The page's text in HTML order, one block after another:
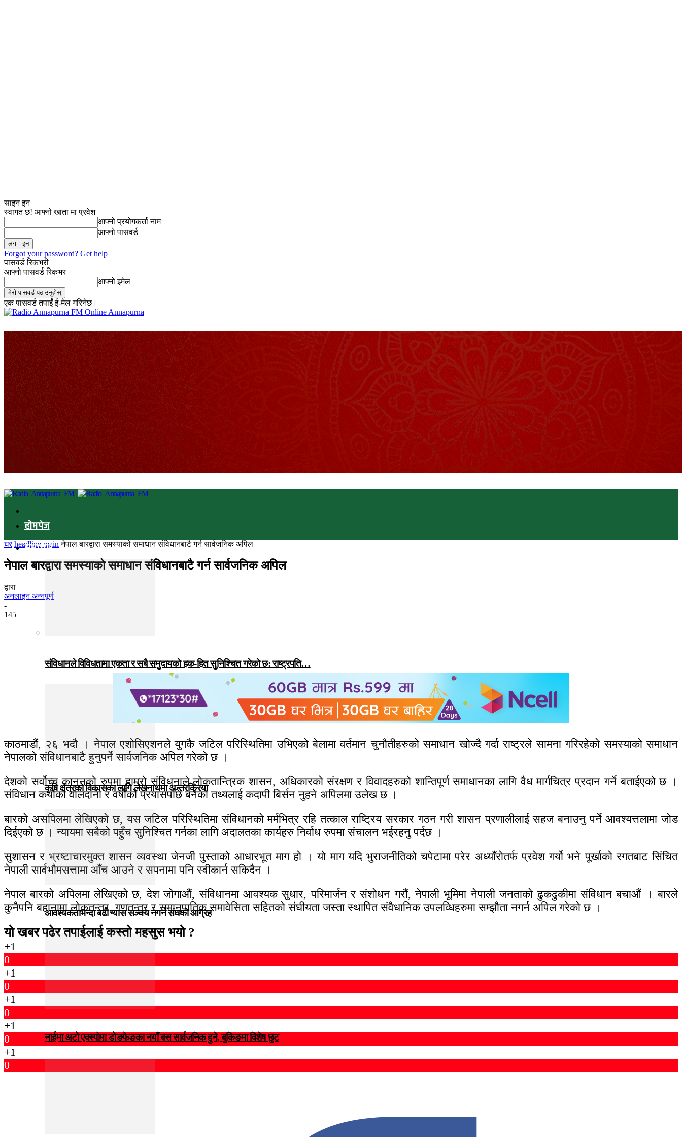
साइन इन
स्वागत छ! आफ्नो खाता मा प्रवेश
आफ्नो प्रयोगकर्ता नाम
आफ्नो पासवर्ड
Forgot your password? Get help
पासवर्ड रिकभरी
आफ्नो पासवर्ड रिकभर
आफ्नो इमेल
एक पासवर्ड तपाईं ई-मेल गरिनेछ।
Online Annapurna
होमपेज
समाचार
संविधानले विविधतामा एकता र सबै समुदायको हक-हित सुनिश्चित गरेको छ: राष्ट्रपति…
कृषि क्षेत्रको विकासका लागि लेखनाथमा अन्तरक्रिया
आवश्यकताभन्दा बढी ग्यास सञ्चय नगर्न संघकाे आग्रह
नाईमा अटो एक्स्पोमा डोङफेङका नयाँ बस सार्वजनिक हुने, बुकिङमा विशेष छुट
घर headline main नेपाल बारद्वारा समस्याको समाधान संविधानबाटै गर्न सार्वजनिक अपिल
नेपाल बारद्वारा समस्याको समाधान संविधानबाटै गर्न सार्वजनिक अपिल
द्वारा
अनलाइन अन्नपूर्ण
-
145
काठमाडौं, २६ भदौ । नेपाल एशोसिएशनले युगकै जटिल परिस्थितिमा उभिएको बेलामा वर्तमान चुनौतीहरुको समाधान खोज्दै गर्दा राष्ट्रले सामना गरिरहेको समस्याको समाधान
नेपालको संविधानबाटै हुनुपर्ने सार्वजनिक अपिल गरेको छ ।
देशको सर्वोच्च कानुनको रुपमा हाम्रो संविधनाले लोकतान्त्रिक शासन, अधिकारको संरक्षण र विवादहरुको शान्तिपूर्ण समाधानका लागि वैध मार्गचित्र प्रदान गर्ने बताईएको छ ।
संविधान कयौंको वलिदानी र वर्षौंको प्रयासपछि बनेको तथ्यलाई कदापी बिर्सन नुहने अपिलमा उलेख छ ।
बारको असपिलमा लेखिएको छ, यस जटिल परिस्थितिमा संविधानको मर्मभित्र रहि तत्काल राष्ट्रिय सरकार गठन गरी शासन प्रणालीलाई सहज बनाउनु पर्ने आवश्यत्तलामा जोड
दिईएको छ । न्यायमा सबैको पहुँच सुनिश्चित गर्नका लागि अदालतका कार्यहरु निर्वाध रुपमा संचालन भईरहनु पर्दछ ।
सुशासन र भ्रष्टाचारमुक्त शासन व्यवस्था जेनजी पुस्ताको आधारभूत माग हो । यो माग यदि भुराजनीतिको चपेटामा परेर अध्याँरोतर्फ प्रवेश गर्यो भने पूर्खाको रगतबाट सिंचित
नेपाली सार्वभौमसत्तामा आँच आउने र सपनामा पनि स्वीकार्न सकिदैन ।
नेपाल बारको अपिलमा लेखिएको छ, देश जोगाऔं, संविधानमा आवश्यक सुधार, परिमार्जन र संशोधन गरौं, नेपाली भूमिमा नेपाली जनताको ढुकढुकीमा संविधान बचाऔं । बारले
कुनैपनि बहानामा लोकतन्त्र, गणतन्त्र र समानुपातिक समावेसिता सहितको संघीयता जस्ता स्थापित संवैधानिक उपलव्धिहरुमा सम्झौता नगर्न अपिल गरेको छ ।
यो खबर पढेर तपाईलाई कस्तो महसुस भयो ?
+1
0
+1
0
+1
0
+1
0
+1
0